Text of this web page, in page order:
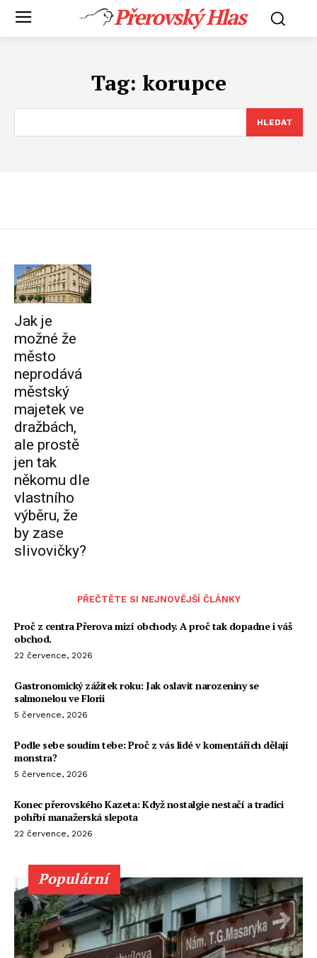
Přerovský Hlas
Tag: korupce
HLEDAT
Jak je
možné že
město
neprodává
městský
majetek ve
dražbách,
ale prostě
jen tak
někomu dle
vlastního
výběru, že
by zase
slivovičky?
PŘEČTĚTE SI NEJNOVĚJŠÍ ČLÁNKY
Proč z centra Přerova mizí obchody. A proč tak dopadne i váš
obchod.
22 července, 2026
Gastronomický zážitek roku: Jak oslavit narozeniny se
salmonelou ve Florii
5 července, 2026
Podle sebe soudím tebe: Proč z vás lidé v komentářích dělají
monstra?
5 července, 2026
Konec přerovského Kazeta: Když nostalgie nestačí a tradici
pohřbí manažerská slepota
22 července, 2026
Populární